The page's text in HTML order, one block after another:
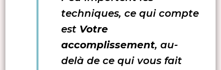
techniques, ce qui compte
est Votre
accomplissement, au-
delà de ce qui vous fait